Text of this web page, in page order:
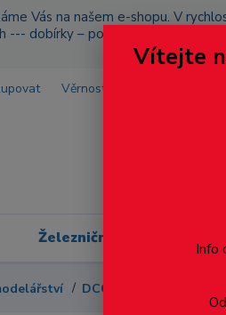
Vás na našem e-shopu. V
--- dobírky – pokud si z nějakého
Věrnostní program
Železniční modelářství
DCC - Digitalizace
Vítejte
Info